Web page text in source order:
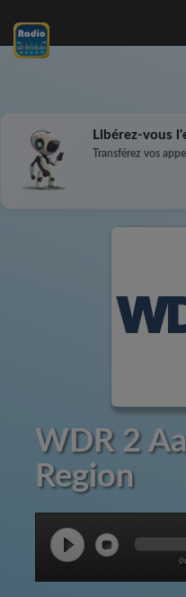
Libérez-vous
Transférez vos
WDR 2
Region